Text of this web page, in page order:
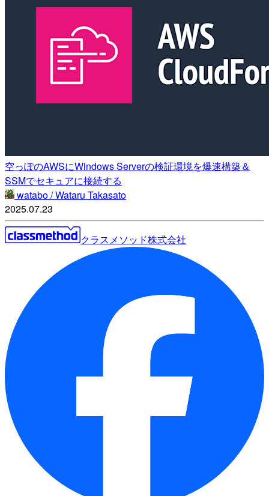
空っぽのAWSにWindows Serverの検証環境を爆速構築＆
SSMでセキュアに接続する
watabo / Wataru Takasato
2025.07.23
クラスメソッド株式会社